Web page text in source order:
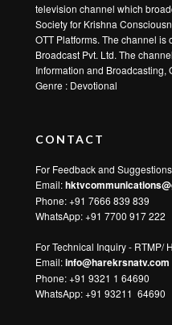
television channel which
Society for Krishna
OTT Platforms. The channel
Broadcast Pvt. Ltd. The
Information and Broadcasting,
Genre : Devotional
CONTACT
For Feedback and Suggestions
Email:
Phone: +91 7666 839 839
WhatsApp:+91 7700 917 222
For Technical Inquiry - RTMP/
Email:info@harekrsnatv.com
Phone: +91 9321 1 64690
WhatsApp:+91 93211 64690